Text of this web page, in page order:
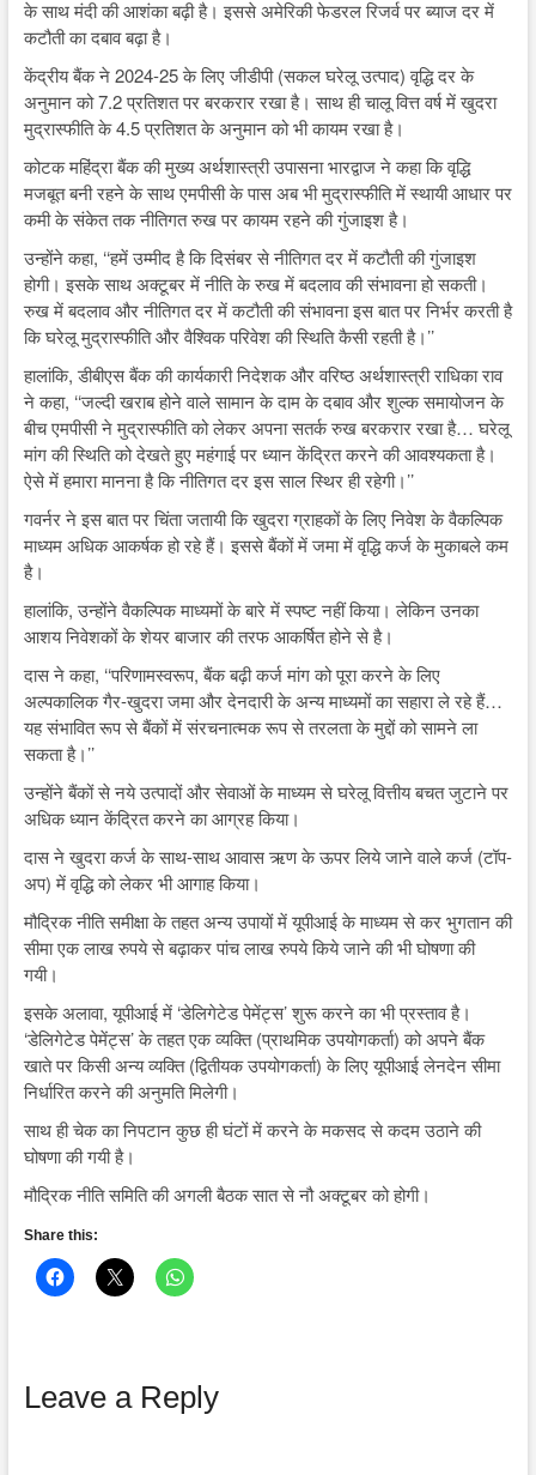
के साथ मंदी की आशंका बढ़ी है। इससे अमेरिकी फेडरल रिजर्व पर ब्याज दर में
कटौती का दबाव बढ़ा है।
केंद्रीय बैंक ने 2024-25 के लिए जीडीपी (सकल घरेलू उत्पाद) वृद्धि दर के
अनुमान को 7.2 प्रतिशत पर बरकरार रखा है। साथ ही चालू वित्त वर्ष में खुदरा
मुद्रास्फीति के 4.5 प्रतिशत के अनुमान को भी कायम रखा है।
कोटक महिंद्रा बैंक की मुख्य अर्थशास्त्री उपासना भारद्वाज ने कहा कि वृद्धि
मजबूत बनी रहने के साथ एमपीसी के पास अब भी मुद्रास्फीति में स्थायी आधार पर
कमी के संकेत तक नीतिगत रुख पर कायम रहने की गुंजाइश है।
उन्होंने कहा, ‘‘हमें उम्मीद है कि दिसंबर से नीतिगत दर में कटौती की गुंजाइश
होगी। इसके साथ अक्टूबर में नीति के रुख में बदलाव की संभावना हो सकती।
रुख में बदलाव और नीतिगत दर में कटौती की संभावना इस बात पर निर्भर करती है
कि घरेलू मुद्रास्फीति और वैश्विक परिवेश की स्थिति कैसी रहती है।’’
हालांकि, डीबीएस बैंक की कार्यकारी निदेशक और वरिष्ठ अर्थशास्त्री राधिका राव
ने कहा, ‘‘जल्दी खराब होने वाले सामान के दाम के दबाव और शुल्क समायोजन के
बीच एमपीसी ने मुद्रास्फीति को लेकर अपना सतर्क रुख बरकरार रखा है… घरेलू
मांग की स्थिति को देखते हुए महंगाई पर ध्यान केंद्रित करने की आवश्यकता है।
ऐसे में हमारा मानना है कि नीतिगत दर इस साल स्थिर ही रहेगी।’’
गवर्नर ने इस बात पर चिंता जतायी कि खुदरा ग्राहकों के लिए निवेश के वैकल्पिक
माध्यम अधिक आकर्षक हो रहे हैं। इससे बैंकों में जमा में वृद्धि कर्ज के मुकाबले कम
है।
हालांकि, उन्होंने वैकल्पिक माध्यमों के बारे में स्पष्ट नहीं किया। लेकिन उनका
आशय निवेशकों के शेयर बाजार की तरफ आकर्षित होने से है।
दास ने कहा, ‘‘परिणामस्वरूप, बैंक बढ़ी कर्ज मांग को पूरा करने के लिए
अल्पकालिक गैर-खुदरा जमा और देनदारी के अन्य माध्यमों का सहारा ले रहे हैं…
यह संभावित रूप से बैंकों में संरचनात्मक रूप से तरलता के मुद्दों को सामने ला
सकता है।’’
उन्होंने बैंकों से नये उत्पादों और सेवाओं के माध्यम से घरेलू वित्तीय बचत जुटाने पर
अधिक ध्यान केंद्रित करने का आग्रह किया।
दास ने खुदरा कर्ज के साथ-साथ आवास ऋण के ऊपर लिये जाने वाले कर्ज (टॉप-
अप) में वृद्धि को लेकर भी आगाह किया।
मौद्रिक नीति समीक्षा के तहत अन्य उपायों में यूपीआई के माध्यम से कर भुगतान की
सीमा एक लाख रुपये से बढ़ाकर पांच लाख रुपये किये जाने की भी घोषणा की
गयी।
इसके अलावा, यूपीआई में ‘डेलिगेटेड पेमेंट्स’ शुरू करने का भी प्रस्ताव है।
‘डेलिगेटेड पेमेंट्स’ के तहत एक व्यक्ति (प्राथमिक उपयोगकर्ता) को अपने बैंक
खाते पर किसी अन्य व्यक्ति (द्वितीयक उपयोगकर्ता) के लिए यूपीआई लेनदेन सीमा
निर्धारित करने की अनुमति मिलेगी।
साथ ही चेक का निपटान कुछ ही घंटों में करने के मकसद से कदम उठाने की
घोषणा की गयी है।
मौद्रिक नीति समिति की अगली बैठक सात से नौ अक्टूबर को होगी।
Share this:
Leave a Reply